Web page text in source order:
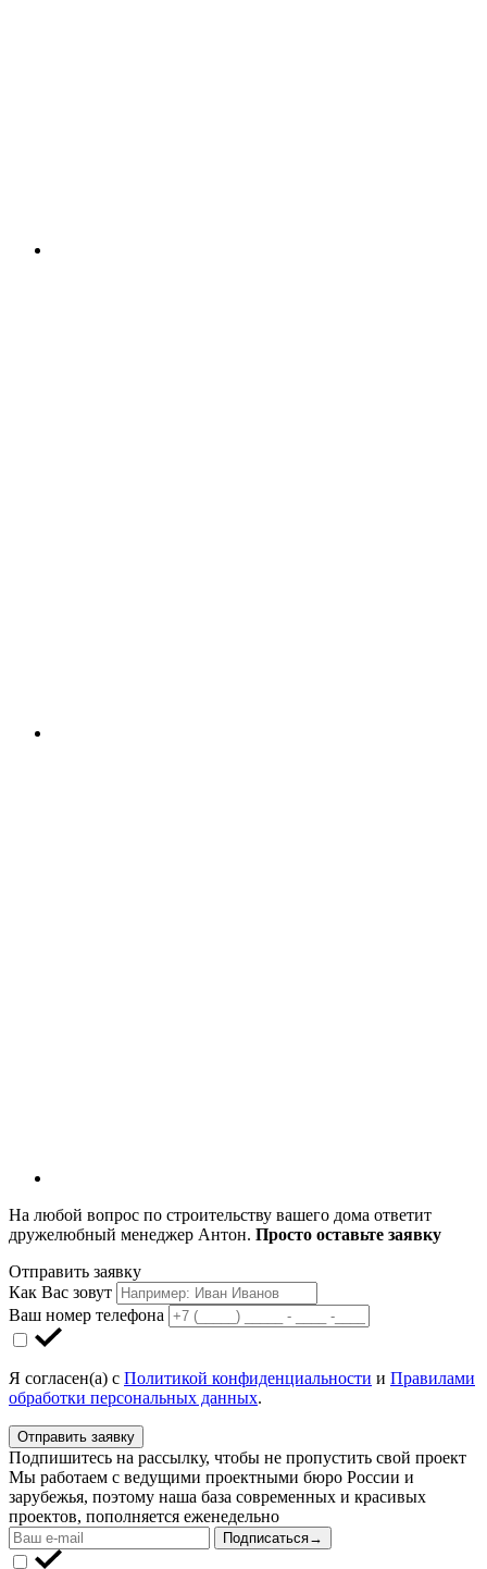
На любой вопрос по строительству вашего дома ответит
дружелюбный менеджер Антон. Просто оставьте заявку
Отправить заявку
Как Вас зовут
Ваш номер телефона
Я согласен(а) с Политикой конфиденциальности и Правилами
обработки персональных данных.
Отправить заявку
Подпишитесь на рассылку, чтобы не пропустить свой проект
Мы работаем с ведущими проектными бюро России и
зарубежья, поэтому наша база современных и красивых
проектов, пополняется еженедельно
Подписаться→